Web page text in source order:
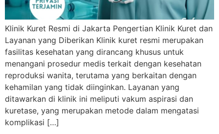
Klinik Kuret Resmi di Jakarta Pengertian Klinik Kuret dan
Layanan yang Diberikan Klinik kuret resmi merupakan
fasilitas kesehatan yang dirancang khusus untuk
menangani prosedur medis terkait dengan kesehatan
reproduksi wanita, terutama yang berkaitan dengan
kehamilan yang tidak diinginkan. Layanan yang
ditawarkan di klinik ini meliputi vakum aspirasi dan
kuretase, yang merupakan metode dalam mengatasi
komplikasi […]